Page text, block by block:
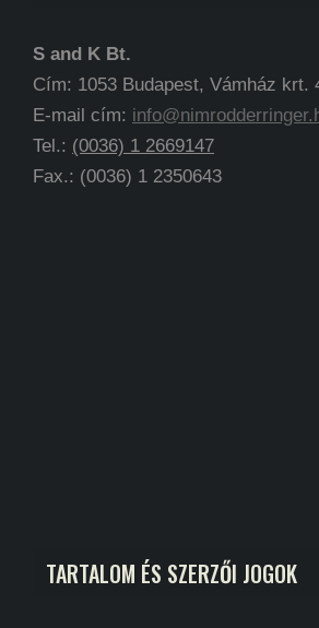
S and K Bt.
Cím: 1053 Budapest, Vámház krt.
E-mail cím:
Tel.: (0036) 1 2669147
Fax.: (0036) 1 2350643
TARTALOM ÉS SZERZŐI JOGOK